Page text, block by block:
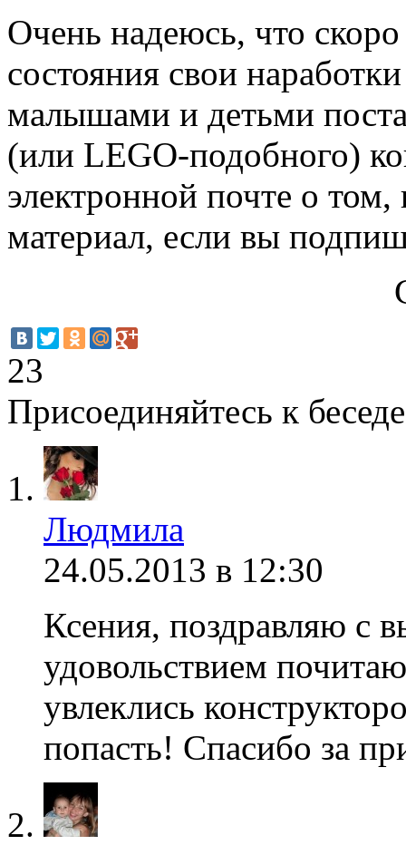
Очень надеюсь, что
состояния свои
малышами и детьми
(или LEGO-подобного)
электронной почте о том,
материал, если вы
23
Присоединяйтесь к
Людмила
24.05.2013 в 12:30
Ксения, поздравляю с
удовольствием
увлеклись
попасть! Спасибо за